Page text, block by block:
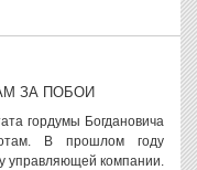
ЗА ПОБОИ
гордумы Богдановича
В прошлом году
управляющей компании.